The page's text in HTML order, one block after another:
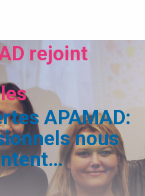
rejoint
APAMAD:
nous